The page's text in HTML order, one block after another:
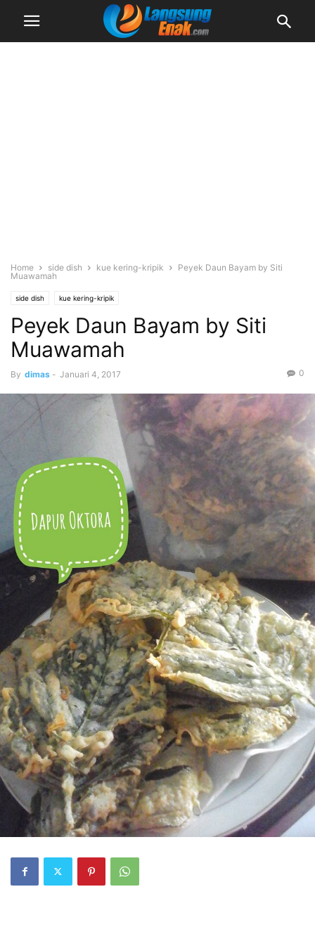
Home side dish kue kering-kripik
Peyek Daun Bayam by Siti
Muawamah
side dish kue kering-kripik
Peyek Daun Bayam by Siti
Muawamah
By dimas - Januari 4, 2017 0